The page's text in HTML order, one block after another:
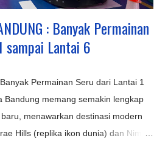
: Banyak Permainan
sampai Lantai 6
Permainan Seru dari Lantai 1
Bandung memang semakin lengkap
menawarkan destinasi modern
Hills (replika ikon dunia) dan Nimo